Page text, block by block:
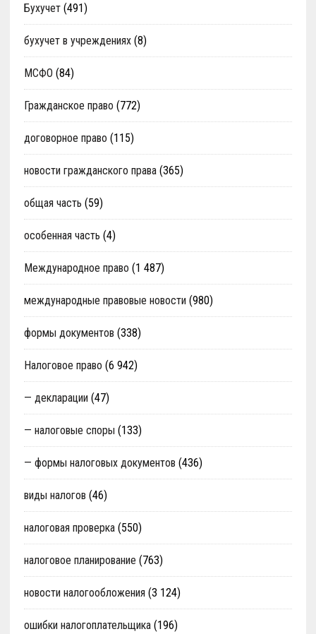
Бухучет(491)
бухучет в учреждениях(8)
МСФО (84)
Гражданское право (772)
договорное право (115)
новости гражданского права(365)
общая часть (59)
особенная часть (4)
Международное право (1 487)
международные правовые новости (980)
формы документов (338)
Налоговое право (6 942)
— декларации (47)
— налоговые споры (133)
— формы налоговых документов (436)
виды налогов (46)
налоговая проверка(550)
налоговое планирование (763)
новости налогообложения (3 124)
ошибки налогоплательщика(196)